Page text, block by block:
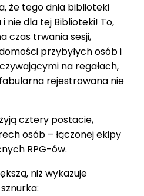
że tego dnia biblioteki
nie dla tej Biblioteki! To,
czas trwania sesji,
przybyłych osób i
na regałach,
rejestrowana nie
cztery postacie,
osób – łączonej ekipy
RPG-ów.
niż wykazuje